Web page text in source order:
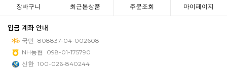
장바구니 최근본상품 주문조회 마이페이지
입금 계좌 안내
국민 808837-04-002608
NH농협
098-01-175790
신한 100-026-840244